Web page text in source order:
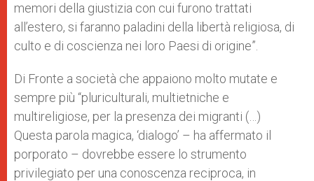
memori della giustizia con cui furono trattati
all’estero, si faranno paladini della libertà religiosa, di
culto e di coscienza nei loro Paesi di origine”.
Di Fronte a società che appaiono molto mutate e
sempre più “pluriculturali, multietniche e
multireligiose, per la presenza dei migranti (…)
Questa parola magica, ‘dialogo’ – ha affermato il
porporato – dovrebbe essere lo strumento
privilegiato per una conoscenza reciproca, in